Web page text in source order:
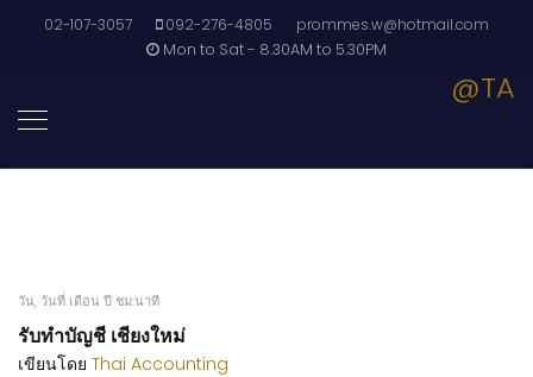
02-107-3057 092-276-4805
prommes.w@hotmail.com
Mon to Sat - 8.30AM to 5.30PM
@TA
วัน, วันที่ เดือน ปี ชม:นาที
รับทำบัญชี เชียงใหม่
เขียนโดย Thai Accounting